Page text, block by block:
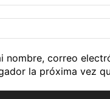
nombre, correo
la próxima vez